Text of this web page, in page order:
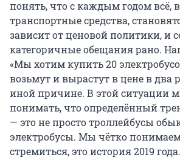
понять, что с каждым годом всё,
транспортные средства,
зависит от ценовой политики, и
категоричные обещания рано.
«Мы хотим купить 20
возьмут и вырастут в цене в два
иной причине. В этой ситуации
понимать, что определённый
— это не просто троллейбусы
электробусы. Мы чётко
стремиться, это история 2019 года.